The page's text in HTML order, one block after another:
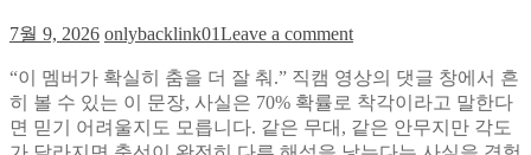
7월 9, 2026 onlybacklink01Leave a commenton
이
돌
직
“이 멤버가 확실히 춤을 더 잘 춰.” 직캠 영상의 댓글 창에서 흔
히 볼 수 있는 이 문장, 사실은 70% 확률로 착각이라고 말한다
면 믿기 어려울지도 모릅니다. 같은 무대, 같은 안무지만 각도